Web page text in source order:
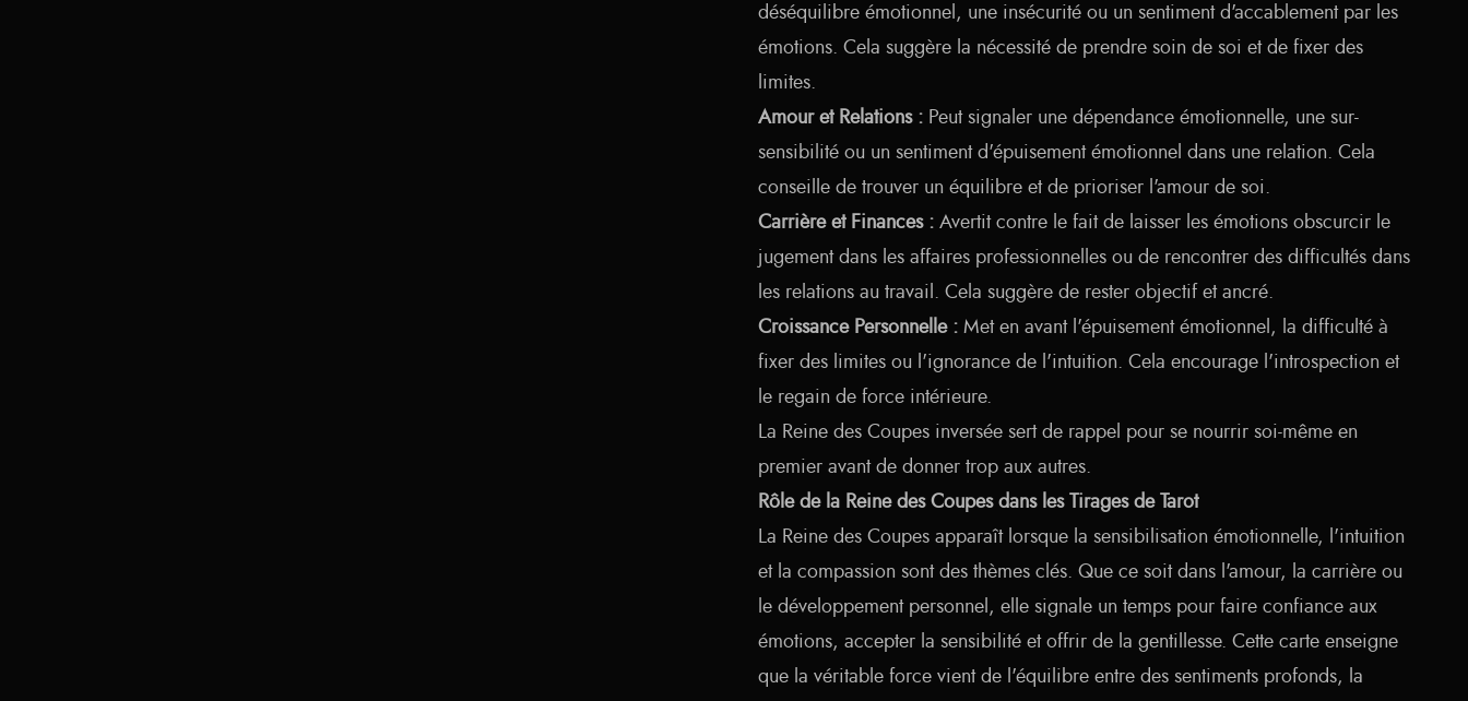
déséquilibre émotionnel, une insécurité ou un sentiment d'accablement par les
émotions. Cela suggère la nécessité de prendre soin de soi et de fixer des
limites.
Amour et Relations : Peut signaler une dépendance émotionnelle, une sur-
sensibilité ou un sentiment d'épuisement émotionnel dans une relation. Cela
conseille de trouver un équilibre et de prioriser l'amour de soi.
Carrière et Finances : Avertit contre le fait de laisser les émotions obscurcir le
jugement dans les affaires professionnelles ou de rencontrer des difficultés dans
les relations au travail. Cela suggère de rester objectif et ancré.
Croissance Personnelle : Met en avant l'épuisement émotionnel, la difficulté à
fixer des limites ou l'ignorance de l'intuition. Cela encourage l'introspection et
le regain de force intérieure.
La Reine des Coupes inversée sert de rappel pour se nourrir soi-même en
premier avant de donner trop aux autres.
Rôle de la Reine des Coupes dans les Tirages de Tarot
La Reine des Coupes apparaît lorsque la sensibilisation émotionnelle, l'intuition
et la compassion sont des thèmes clés. Que ce soit dans l'amour, la carrière ou
le développement personnel, elle signale un temps pour faire confiance aux
émotions, accepter la sensibilité et offrir de la gentillesse. Cette carte enseigne
que la véritable force vient de l'équilibre entre des sentiments profonds, la